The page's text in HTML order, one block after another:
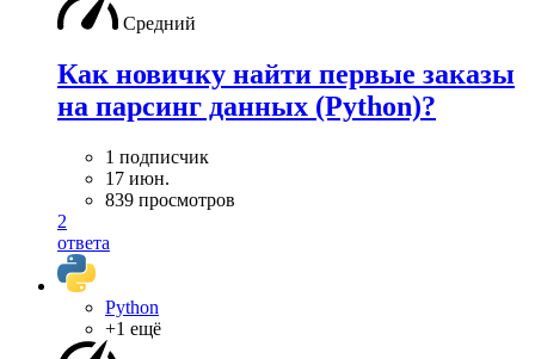
Средний
Как новичку найти первые заказы
на парсинг данных (Python)?
1 подписчик
17 июн.
839 просмотров
2
ответа
Python
+1 ещё